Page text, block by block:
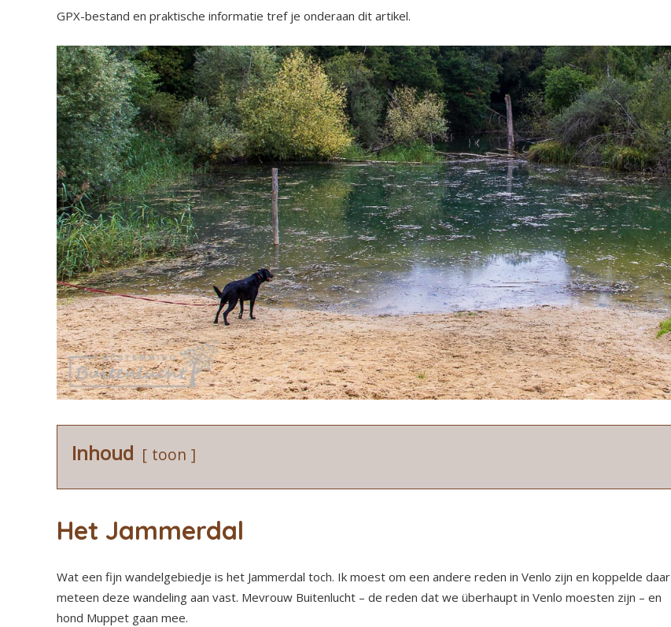
GPX-bestand en praktische informatie tref je onderaan dit artikel.
Inhoud toon
Het Jammerdal
Wat een fijn wandelgebiedje is het Jammerdal toch. Ik moest om een andere reden in Venlo zijn en koppelde daar
meteen deze wandeling aan vast. Mevrouw Buitenlucht – de reden dat we überhaupt in Venlo moesten zijn – en
hond Muppet gaan mee.